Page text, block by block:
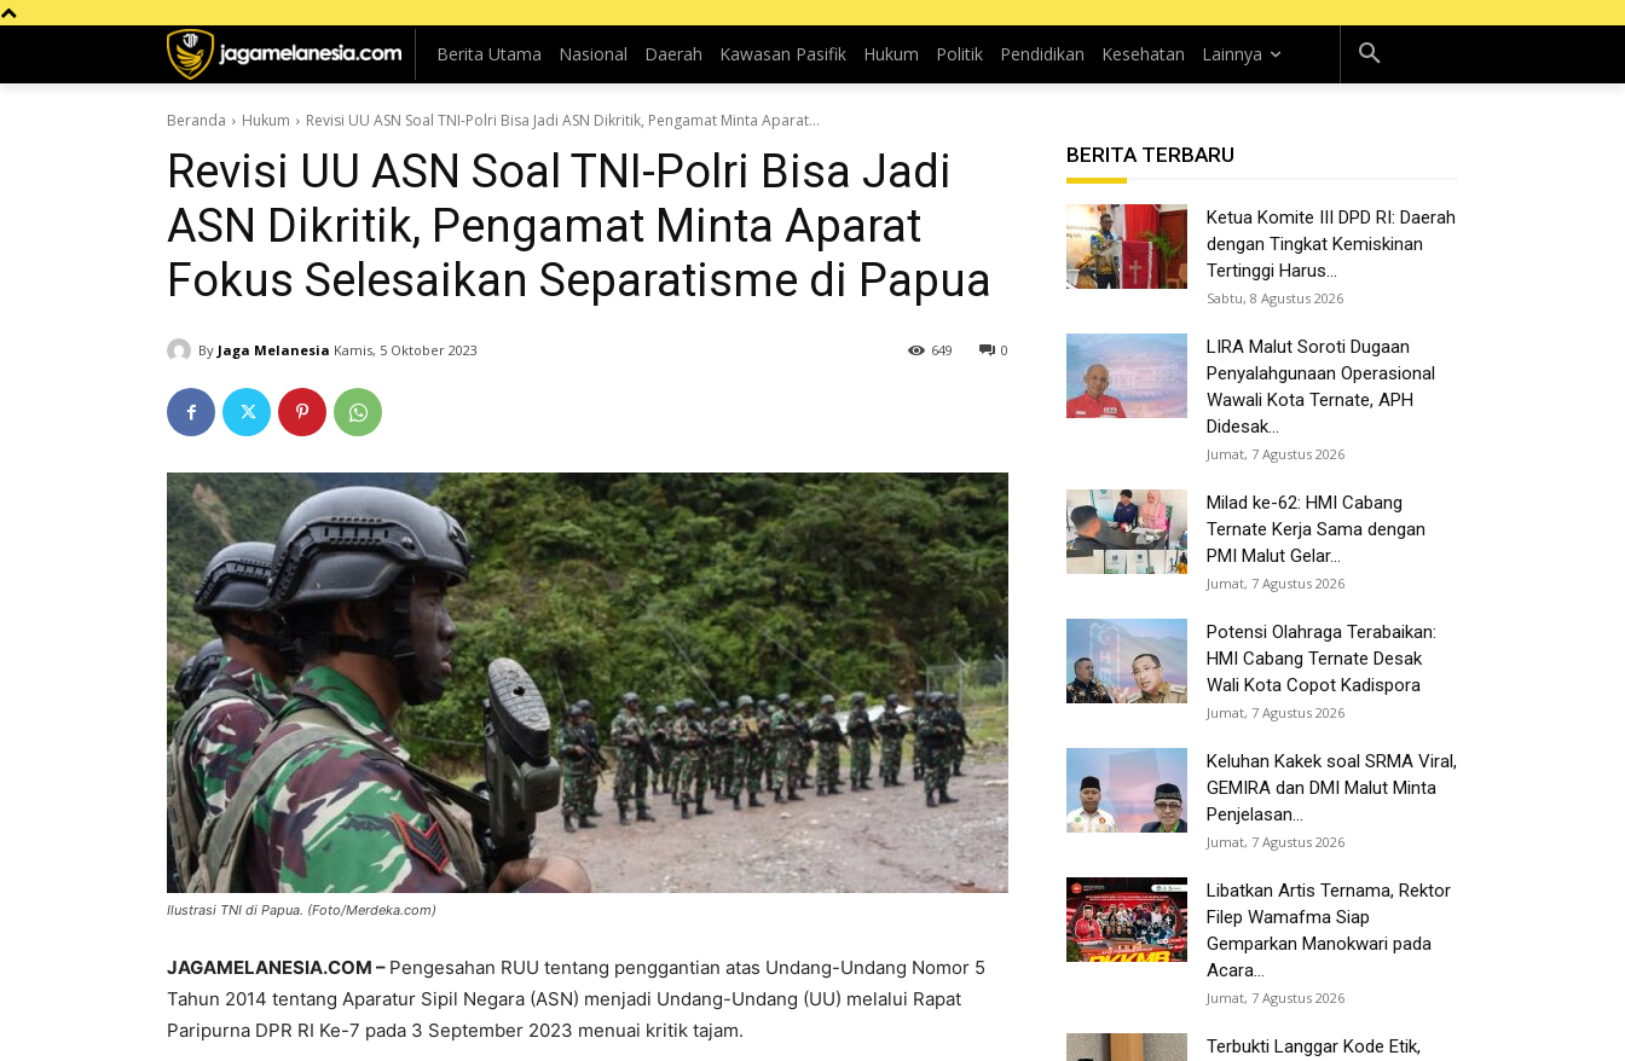
Berita Utama Nasional Daerah Kawasan Pasifik Hukum Politik Pendidikan Kesehatan Lainnya
Beranda Hukum Revisi UU ASN Soal TNI-Polri Bisa Jadi ASN Dikritik, Pengamat Minta Aparat...
Revisi UU ASN Soal TNI-Polri Bisa Jadi
ASN Dikritik, Pengamat Minta Aparat
Fokus Selesaikan Separatisme di Papua
By Jaga Melanesia Kamis, 5 Oktober 2023 0
649
Ilustrasi TNI di Papua. (Foto/Merdeka.com)
JAGAMELANESIA.COM – Pengesahan RUU tentang penggantian atas Undang-Undang Nomor 5
Tahun 2014 tentang Aparatur Sipil Negara (ASN) menjadi Undang-Undang (UU) melalui Rapat
Paripurna DPR RI Ke-7 pada 3 September 2023 menuai kritik tajam.
BERITA TERBARU
Ketua Komite III DPD RI: Daerah
dengan Tingkat Kemiskinan
Tertinggi Harus...
Sabtu, 8 Agustus 2026
LIRA Malut Soroti Dugaan
Penyalahgunaan Operasional
Wawali Kota Ternate, APH
Didesak...
Jumat, 7 Agustus 2026
Milad ke-62: HMI Cabang
Ternate Kerja Sama dengan
PMI Malut Gelar...
Jumat, 7 Agustus 2026
Potensi Olahraga Terabaikan:
HMI Cabang Ternate Desak
Wali Kota Copot Kadispora
Jumat, 7 Agustus 2026
Keluhan Kakek soal SRMA Viral,
GEMIRA dan DMI Malut Minta
Penjelasan...
Jumat, 7 Agustus 2026
Libatkan Artis Ternama, Rektor
Filep Wamafma Siap
Gemparkan Manokwari pada
Acara...
Jumat, 7 Agustus 2026
Terbukti Langgar Kode Etik,